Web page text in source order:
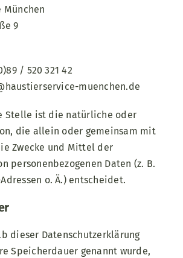
München
9
/ 520 321 42
muenchen.de
Stelle ist die natürliche oder
die allein oder gemeinsam mit
Zwecke und Mittel der
personenbezogenen Daten (z. B.
o. Ä.) entscheidet.
dieser Datenschutzerklärung
Speicherdauer genannt wurde,